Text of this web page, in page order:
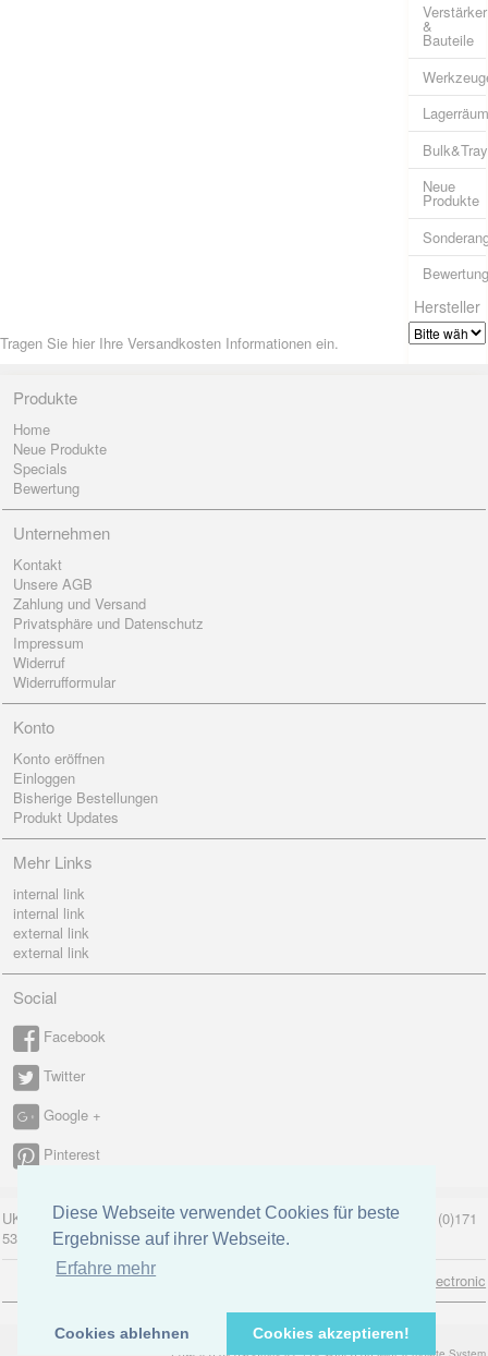
Diese Webseite verwendet Cookies für beste
Ergebnisse auf ihrer Webseite.
Erfahre mehr
Cookies ablehnen Cookies akzeptieren!
Verstärker
&
Bauteile
Bulk&Tray
Neue
Produkte
Hersteller
Tragen Sie hier Ihre Versandkosten Informationen ein.
Produkte
Home
Neue Produkte
Specials
Bewertung
Unternehmen
Kontakt
Unsere AGB
Zahlung und Versand
Privatsphäre und Datenschutz
Impressum
Widerruf
Widerrufformular
Konto
Konto eröffnen
Einloggen
Bisherige Bestellungen
Produkt Updates
Mehr Links
internal link
internal link
external link
external link
Social
Facebook
Twitter
Google +
Pinterest
UK-electronic Jonas Lauer Ringstrasse 8 66894 Krähenberg Tel. +49 (0)171
5347831
uk-electronic